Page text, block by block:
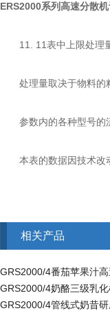
ERS2000系列高速分散
11. 11表中上限处理量
处理量取决于物料的
参数内的各种型号的
本表的数据因技术改
相关产品
GRS2000/4奶酪三级乳